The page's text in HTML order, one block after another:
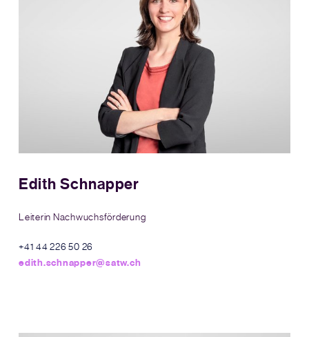
Edith Schnapper
Leiterin Nachwuchsförderung
+41 44 226 50 26
edith.schnapper@satw.ch